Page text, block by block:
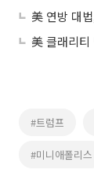
#트럼프
#미니애폴리스